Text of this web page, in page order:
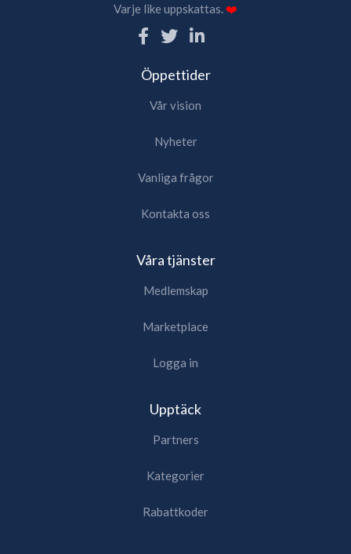
Varje like uppskattas.❤️
Öppettider
Vår vision
Nyheter
Vanliga frågor
Kontakta oss
Våra tjänster
Medlemskap
Marketplace
Logga in
Upptäck
Partners
Kategorier
Rabattkoder